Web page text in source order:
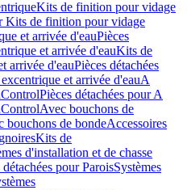
Kits de finition pour vidage
Kits de finition pour vidage
et arrivée d'eauPièces
et arrivée d'eauKits de
arrivée d'eauPièces détachées
et arrivée d'eauA
Pièces détachées pour A
Avec bouchons de
bouchons de bondeAccessoires
Kits de
d'installation et de chasse
détachées pour ParoisSystèmes